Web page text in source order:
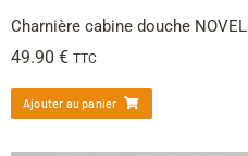
Charnière cabine douche
49.90 € TTC
Ajouter au panier